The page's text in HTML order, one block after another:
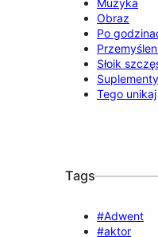
Muzyka
Obraz
Po
Słoik
Suplementy
Tego unikaj
Tags
#Adwent
#aktor